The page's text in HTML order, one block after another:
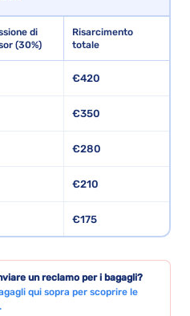
di
(30%)
Risarcimento
totale
€420
€350
€280
€210
€175
un reclamo per i bagagli?
qui sopra per scoprire le